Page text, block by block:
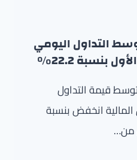
التداول اليومي
بنسبة 22.2٪
قيمة التداول
انخفض بنسبة